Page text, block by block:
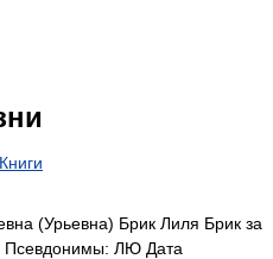
Книги
(Урьевна) Брик Лиля Брик за
Псевдонимы: ЛЮ Дата